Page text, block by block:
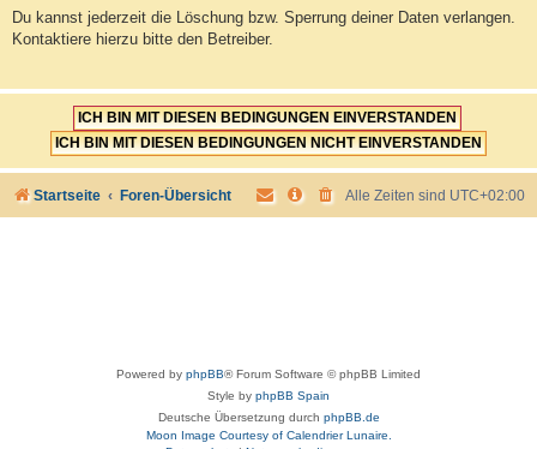
Du kannst jederzeit die Löschung bzw. Sperrung deiner Daten verlangen.
Kontaktiere hierzu bitte den Betreiber.
Startseite Foren-Übersicht Alle Zeiten sind UTC+02:00
Powered by phpBB® Forum Software © phpBB Limited
Style by phpBB Spain
Deutsche Übersetzung durch phpBB.de
Moon Image Courtesy of Calendrier Lunaire.